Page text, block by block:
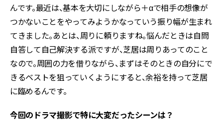
んです。最近は、基本を大切にしながら＋αで相手の想像が
つかないことをやってみようかなっていう振り幅が生まれ
てきました。あとは、周りに頼りますね。悩んだときは自問
自答して自己解決する派ですが、芝居は周りあってのこと
なので。周囲の力を借りながら、まずはそのときの自分にで
きるベストを狙っていくようにすると、余裕を持って芝居
に臨めるんです。
今回のドラマ撮影で特に大変だったシーンは？